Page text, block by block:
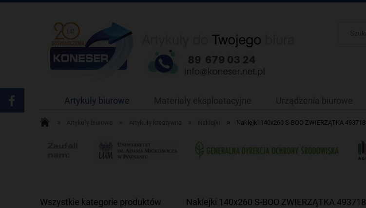
Artykuły biurowe Materiały eksploatacyjne Urządzenia biurowe
Artykuły biurowe Artykuły kreatywne Naklejki » Naklejki 140x260 S-BOO ZWIERZĄTKA 493718
Wszystkie kategorie produktów Naklejki 140x260 S-BOO ZWIERZĄTKA 493718